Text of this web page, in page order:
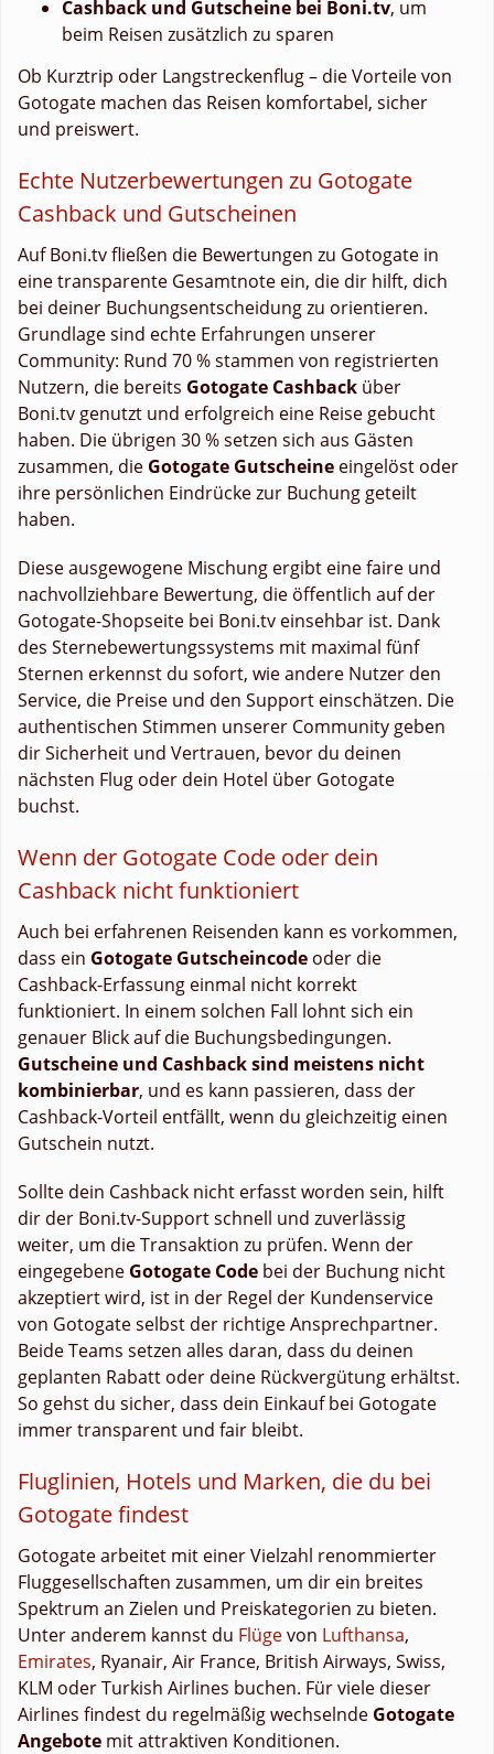
Cashback und Gutscheine bei Boni.tv, um
beim Reisen zusätzlich zu sparen
Ob Kurztrip oder Langstreckenflug – die Vorteile von
Gotogate machen das Reisen komfortabel, sicher
und preiswert.
Echte Nutzerbewertungen zu Gotogate
Cashback und Gutscheinen
Auf Boni.tv fließen die Bewertungen zu Gotogate in
eine transparente Gesamtnote ein, die dir hilft, dich
bei deiner Buchungsentscheidung zu orientieren.
Grundlage sind echte Erfahrungen unserer
Community: Rund 70 % stammen von registrierten
Nutzern, die bereits Gotogate Cashback über
Boni.tv genutzt und erfolgreich eine Reise gebucht
haben. Die übrigen 30 % setzen sich aus Gästen
zusammen, die Gotogate Gutscheine eingelöst oder
ihre persönlichen Eindrücke zur Buchung geteilt
haben.
Diese ausgewogene Mischung ergibt eine faire und
nachvollziehbare Bewertung, die öffentlich auf der
Gotogate-Shopseite bei Boni.tv einsehbar ist. Dank
des Sternebewertungssystems mit maximal fünf
Sternen erkennst du sofort, wie andere Nutzer den
Service, die Preise und den Support einschätzen. Die
authentischen Stimmen unserer Community geben
dir Sicherheit und Vertrauen, bevor du deinen
nächsten Flug oder dein Hotel über Gotogate
buchst.
Wenn der Gotogate Code oder dein
Cashback nicht funktioniert
Auch bei erfahrenen Reisenden kann es vorkommen,
dass ein Gotogate Gutscheincode oder die
Cashback-Erfassung einmal nicht korrekt
funktioniert. In einem solchen Fall lohnt sich ein
genauer Blick auf die Buchungsbedingungen.
Gutscheine und Cashback sind meistens nicht
kombinierbar, und es kann passieren, dass der
Cashback-Vorteil entfällt, wenn du gleichzeitig einen
Gutschein nutzt.
Sollte dein Cashback nicht erfasst worden sein, hilft
dir der Boni.tv-Support schnell und zuverlässig
weiter, um die Transaktion zu prüfen. Wenn der
eingegebene Gotogate Code bei der Buchung nicht
akzeptiert wird, ist in der Regel der Kundenservice
von Gotogate selbst der richtige Ansprechpartner.
Beide Teams setzen alles daran, dass du deinen
geplanten Rabatt oder deine Rückvergütung erhältst.
So gehst du sicher, dass dein Einkauf bei Gotogate
immer transparent und fair bleibt.
Fluglinien, Hotels und Marken, die du bei
Gotogate findest
Gotogate arbeitet mit einer Vielzahl renommierter
Fluggesellschaften zusammen, um dir ein breites
Spektrum an Zielen und Preiskategorien zu bieten.
Unter anderem kannst du Flügevon Lufthansa,
Emirates, Ryanair, Air France, British Airways, Swiss,
KLM oder Turkish Airlines buchen. Für viele dieser
Airlines findest du regelmäßig wechselnde Gotogate
Angebote mit attraktiven Konditionen.